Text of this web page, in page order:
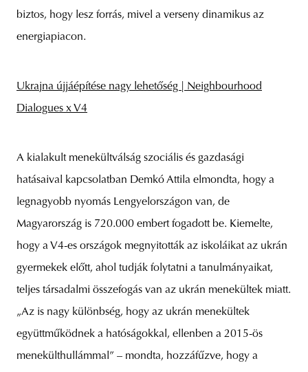
biztos, hogy lesz forrás, mivel a verseny dinamikus az
energiapiacon.
Ukrajna újjáépítése nagy lehetőség | Neighbourhood
Dialogues x V4
A kialakult menekültválság szociális és gazdasági
hatásaival kapcsolatban Demkó Attila elmondta, hogy a
legnagyobb nyomás Lengyelországon van, de
Magyarország is 720.000 embert fogadott be. Kiemelte,
hogy a V4-es országok megnyitották az iskoláikat az ukrán
gyermekek előtt, ahol tudják folytatni a tanulmányaikat,
teljes társadalmi összefogás van az ukrán menekültek miatt.
„Az is nagy különbség, hogy az ukrán menekültek
együttműködnek a hatóságokkal, ellenben a 2015-ös
menekülthullámmal” – mondta, hozzáfűzve, hogy a